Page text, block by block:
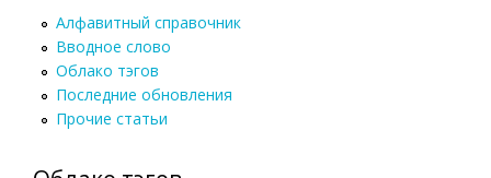
Алфавитный справочник
Вводное слово
Облако тэгов
Последние обновления
Прочие статьи